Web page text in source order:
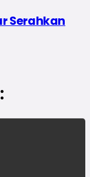
Serahkan